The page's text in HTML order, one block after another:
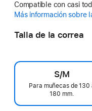
Compatible con casi
Más información sobre
Talla de la correa
S/M
Para muñecas de 130
180 mm.